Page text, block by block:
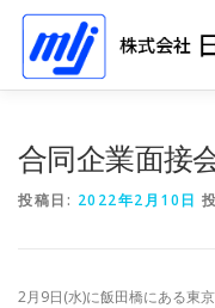
合同企業面接
投稿日: 2022年2月10日
2月9日(水)に飯田橋にある東